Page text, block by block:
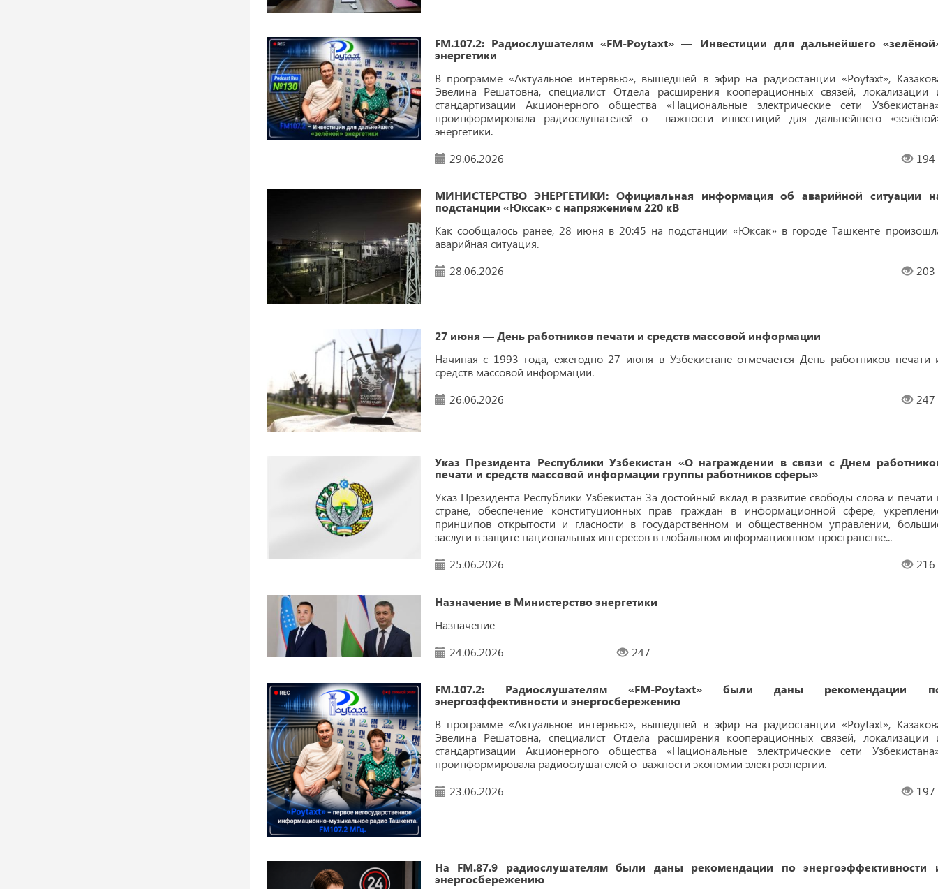
FM.107.2: Радиослушателям «FM-Poytaxt» — Инвестиции для дальнейшего
энергетики
В программе «Актуальное интервью», вышедшей в эфир на радиостанции «Poytaxt»,
Эвелина Решатовна, специалист Отдела расширения кооперационных связей, локализации
стандартизации Акционерного общества «Национальные электрические сети
проинформировала радиослушателей о важности инвестиций для дальнейшего
энергетики.
29.06.2026
194
МИНИСТЕРСТВО ЭНЕРГЕТИКИ: Официальная информация об аварийной ситуации
подстанции «Юксак» с напряжением 220 кВ
Как сообщалось ранее, 28 июня в 20:45 на подстанции «Юксак» в городе Ташкенте
аварийная ситуация.
28.06.2026
203
27 июня — День работников печати и средств массовой информации
Начиная с 1993 года, ежегодно 27 июня в Узбекистане отмечается День работников печати
средств массовой информации.
26.06.2026
247
Указ Президента Республики Узбекистан «О награждении в связи с Днем
печати и средств массовой информации группы работников сферы»
Указ Президента Республики Узбекистан За достойный вклад в развитие свободы слова и печати
стране, обеспечение конституционных прав граждан в информационной сфере,
принципов открытости и гласности в государственном и общественном управлении,
заслуги в защите национальных интересов в глобальном информационном пространстве...
25.06.2026
216
Назначение в Министерство энергетики
Назначение
24.06.2026
247
FM.107.2: Радиослушателям «FM-Poytaxt» были даны рекомендации
энергоэффективности и энергосбережению
В программе «Актуальное интервью», вышедшей в эфир на радиостанции «Poytaxt»,
Эвелина Решатовна, специалист Отдела расширения кооперационных связей, локализации
стандартизации Акционерного общества «Национальные электрические сети
проинформировала радиослушателей о важности экономии электроэнергии.
23.06.2026
197
На FM.87.9 радиослушателям были даны рекомендации по энергоэффективности
энергосбережению